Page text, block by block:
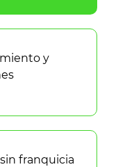
y
franquicia